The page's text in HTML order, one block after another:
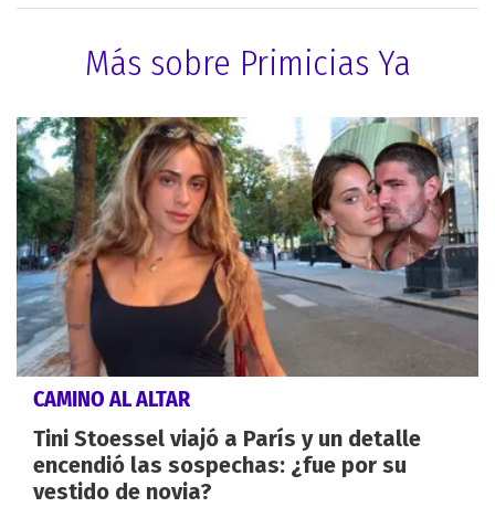
Más sobre Primicias Ya
CAMINO AL ALTAR
Tini Stoessel viajó a París y un detalle
encendió las sospechas: ¿fue por su
vestido de novia?